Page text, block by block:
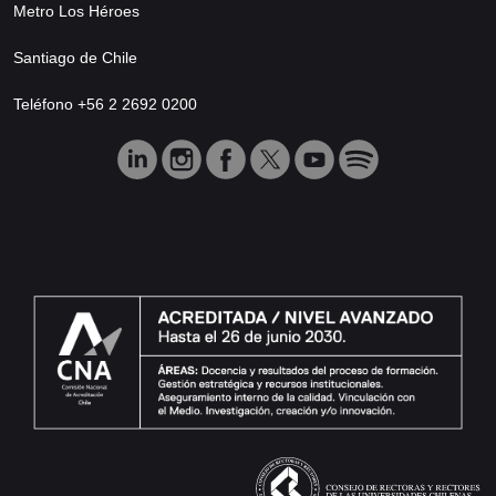
Metro Los Héroes
Santiago de Chile
Teléfono +56 2 2692 0200